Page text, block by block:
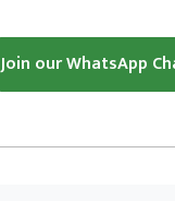
Join our WhatsApp